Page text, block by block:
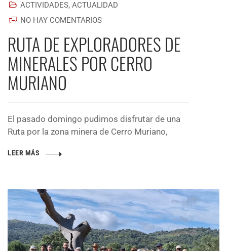
ACTIVIDADES, ACTUALIDAD
NO HAY COMENTARIOS
RUTA DE EXPLORADORES DE
MINERALES POR CERRO
MURIANO
El pasado domingo pudimos disfrutar de una
Ruta por la zona minera de Cerro Muriano,
LEER MÁS